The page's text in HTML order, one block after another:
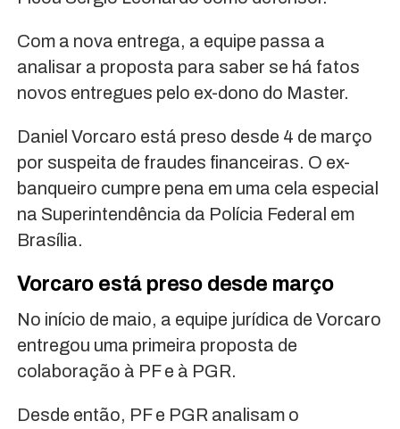
Com a nova entrega, a equipe passa a
analisar a proposta para saber se há fatos
novos entregues pelo ex-dono do Master.
Daniel Vorcaro está preso desde 4 de março
por suspeita de fraudes financeiras. O ex-
banqueiro cumpre pena em uma cela especial
na Superintendência da Polícia Federal em
Brasília.
Vorcaro está preso desde março
No início de maio, a equipe jurídica de Vorcaro
entregou uma primeira proposta de
colaboração à PF e à PGR.
Desde então, PF e PGR analisam o